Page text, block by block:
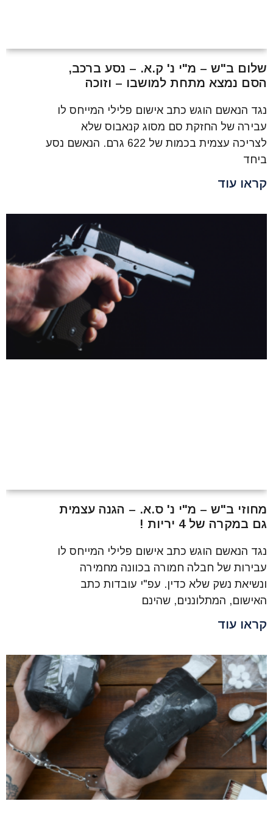
שלום ב"ש – מ"י נ' ק.א. – נסע ברכב,
הסם נמצא מתחת למושבו – וזוכה
נגד הנאשם הוגש כתב אישום פלילי המייחס לו
עבירה של החזקת סם מסוג קנאבוס שלא
לצריכה עצמית בכמות של 622 גרם. הנאשם נסע
ביחד
קראו עוד
מחוזי ב"ש – מ"י נ' ס.א. – הגנה עצמית
גם במקרה של 4 יריות !
נגד הנאשם הוגש כתב אישום פלילי המייחס לו
עבירות של חבלה חמורה בכוונה מחמירה
ונשיאת נשק שלא כדין. עפ"י עובדות כתב
האישום, המתלוננים, שהינם
קראו עוד